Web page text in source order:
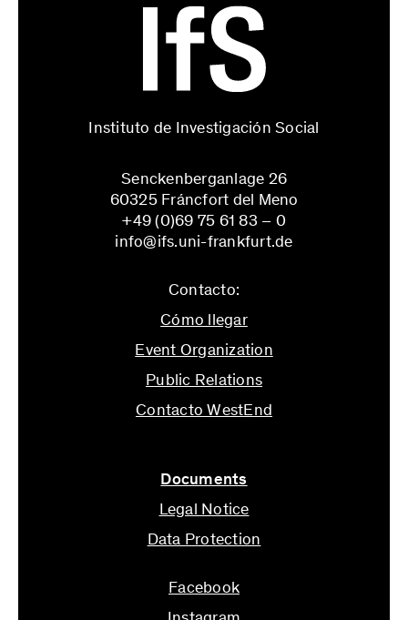
Instituto de Investigación Social
Senckenberganlage 26
60325 Fráncfort del Meno
+49 (0)69 75 61 83 – 0
info@ifs.uni-frankfurt.de
Contacto:
Cómo llegar
Event Organization
Public Relations
Contacto WestEnd
Documents
Legal Notice
Data Protection
Facebook